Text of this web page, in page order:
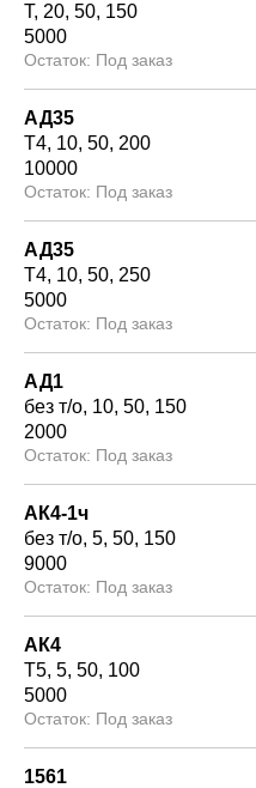
Т 20 50 150
5000
Под заказ
АД35
Т4 10 50 200
10000
Под заказ
АД35
Т4 10 50 250
5000
Под заказ
АД1
без т/о 10 50 150
2000
Под заказ
АК4-1ч
без т/о 5 50 150
9000
Под заказ
АК4
Т5 5 50 100
5000
Под заказ
1561